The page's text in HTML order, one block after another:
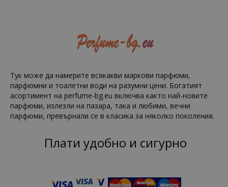
Тук може да намерите всякакви маркови парфюми,
парфюмни и тоалетни води на разумни цени. Богатият
асортимент на perfume-bg.eu включва както най-новите
парфюми, излезли на пазара, така и любими, вечни
парфюми, превърнали се в класика за няколко поколения.
Плати удобно и сигурно